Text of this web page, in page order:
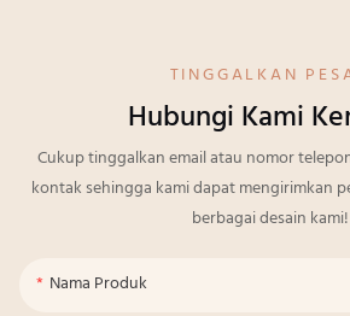
TINGGALKAN
Hubungi Kami
Cukup tinggalkan email atau nomor
kontak sehingga kami dapat mengirimkan
berbagai desain kami!
Nama Produk